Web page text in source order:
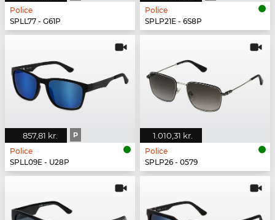
Police
SPLL77 - G61P
Police
SPLP21E - 6S8P
857,81 kr. P
Police
SPLL09E - U28P
1.010,31 kr.
Police
SPLP26 - 0579